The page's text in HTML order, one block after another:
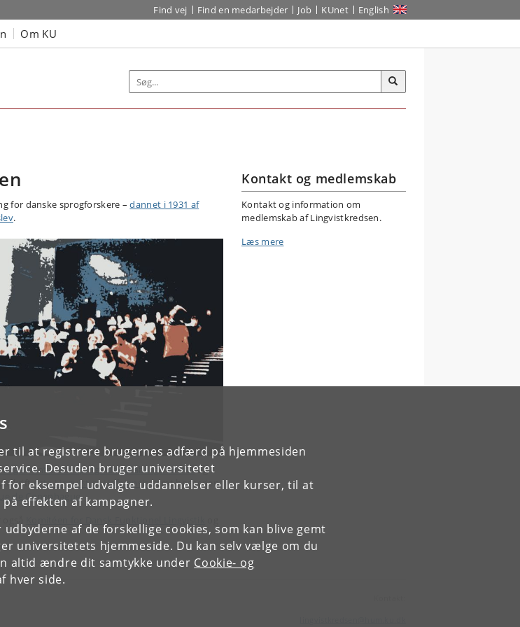
til at registrere brugernes adfærd på hjemmesiden
Desuden bruger universitetet
eksempel udvalgte uddannelser eller kurser, til at
effekten af kampagner.
af de forskellige cookies, som kan blive gemt
universitetets hjemmeside. Du kan selv vælge om du
altid ændre dit samtykke under Cookie- og
hver side.
Find vej Find en medarbejder Job KUnet English
Om KU
for danske sprogforskere –dannet i 1931 af
.
om sprogvidenskabelige emnerog
Acta Linguistica Hafniensiasamt bogserien
de Copenhague.
Kontakt og medlemskab
Kontakt og information om
medlemskab af Lingvistkredsen.
Læs mere